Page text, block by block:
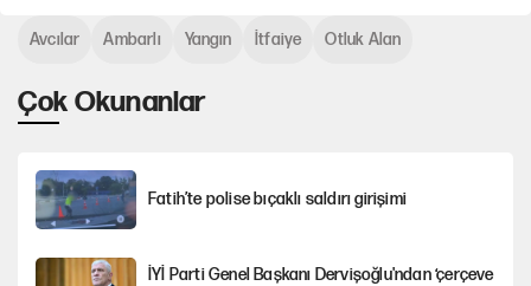
Çok Okunanlar
Fatih’te polise bıçaklı saldırı girişimi
İYİ Parti Genel Başkanı Dervişoğlu'ndan ‘çerçeve
Avcılar Ambarlı Yangın İtfaiye Otluk Alan